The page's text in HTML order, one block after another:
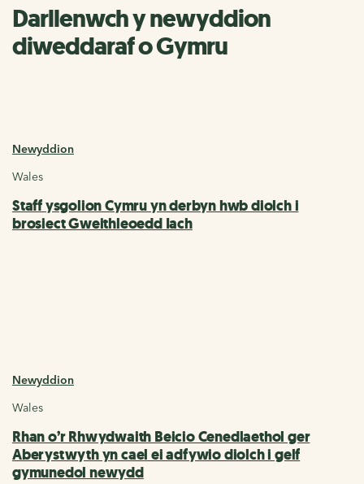
Darllenwch y newyddion
diweddaraf o Gymru
Newyddion
Wales
Staff ysgolion Cymru yn derbyn hwb diolch i
brosiect Gweithleoedd Iach
Newyddion
Wales
Rhan o’r Rhwydwaith Beicio Cenedlaethol ger
Aberystwyth yn cael ei adfywio diolch i gelf
gymunedol newydd